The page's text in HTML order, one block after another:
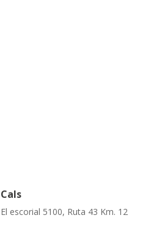
Cals
El escorial 5100, Ruta 43 Km. 12